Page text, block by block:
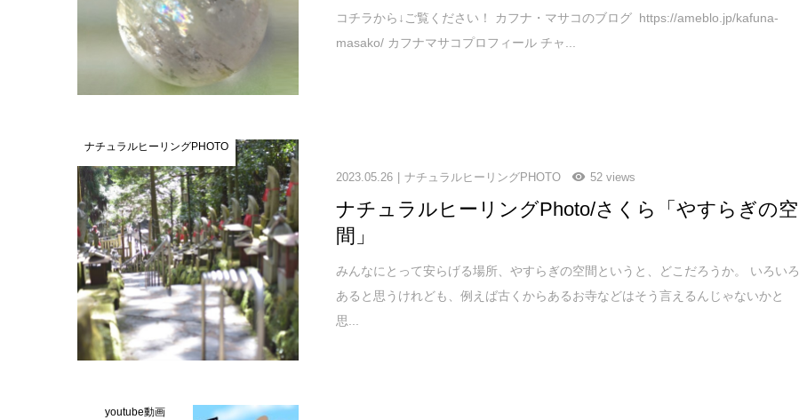
コチラから↓ご覧ください！ カフナ・マサコのブログ https://ameblo.jp/kafuna-
masako/ カフナマサコプロフィール チャ...
ナチュラルヒーリングPHOTO
2023.05.26 ナチュラルヒーリングPHOTO 52 views
ナチュラルヒーリングPhoto/さくら「やすらぎの空
間」
みんなにとって安らげる場所、やすらぎの空間というと、どこだろうか。 いろいろ
あると思うけれども、例えば古くからあるお寺などはそう言えるんじゃないかと
思...
youtube動画